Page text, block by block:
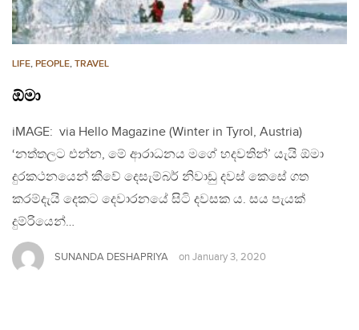
LIFE, PEOPLE, TRAVEL
ඕමා
iMAGE: via Hello Magazine (Winter in Tyrol, Austria)
‘නත්තලට එන්න, මේ ආරාධනය මගේ හදවතින්’ යැයි ඕමා
දුරකථනයෙන් කීවේ දෙසැම්බර් නිවාඩු දවස් කෙසේ ගත
කරම්දැයි දෙකට දෙවාරනයේ සිටි දවසක ය. සය පැයක්
දුම්රියෙන්…
SUNANDA DESHAPRIYA on January 3, 2020